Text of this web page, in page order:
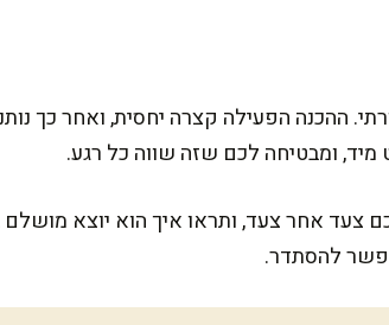
ההכנה הפעילה קצרה יחסית, ואחר כך
ומבטיחה לכם שזה שווה כל רגע.
צעד אחר צעד, ותראו איך הוא יוצא
להסתדר.